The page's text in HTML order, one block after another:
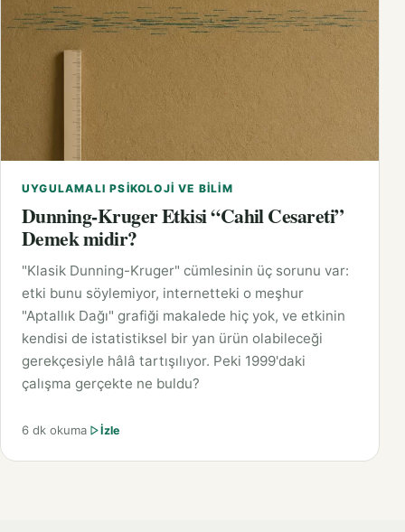
UYGULAMALI PSIKOLOJI VE BILIM
Dunning-Kruger Etkisi “Cahil Cesareti”
Demek midir?
"Klasik Dunning-Kruger" cümlesinin üç sorunu var:
etki bunu söylemiyor, internetteki o meşhur
"Aptallık Dağı" grafiği makalede hiç yok, ve etkinin
kendisi de istatistiksel bir yan ürün olabileceği
gerekçesiyle hâlâ tartışılıyor. Peki 1999'daki
çalışma gerçekte ne buldu?
6 dk okuma İzle